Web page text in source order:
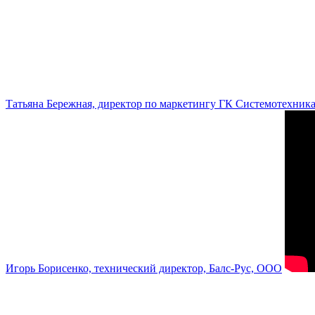
Татьяна Бережная, директор по маркетингу ГК Системотехника
Игорь Борисенко, технический директор, Балс-Рус, ООО